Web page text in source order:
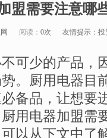
盟需要注意哪
阅读： 0次 友情提示：
可少的产品，
。厨用电器目
备品，让想要
用电器加盟需
以从下文中了